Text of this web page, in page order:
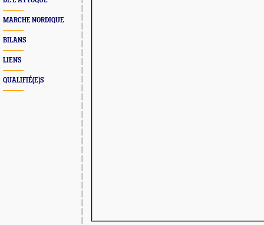
MARCHE NORDIQUE
BILANS
LIENS
QUALIFIÉ(E)S